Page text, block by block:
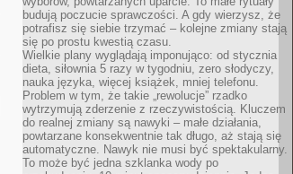
budują poczucie sprawczości. A gdy wierzysz, że
potrafisz się siebie trzymać – kolejne zmiany stają
się po prostu kwestią czasu.
Wielkie plany wyglądają imponująco: od stycznia
dieta, siłownia 5 razy w tygodniu, zero słodyczy,
nauka języka, więcej książek, mniej telefonu.
Problem w tym, że takie „rewolucje” rzadko
wytrzymują zderzenie z rzeczywistością. Kluczem
do realnej zmiany są nawyki – małe działania,
powtarzane konsekwentnie tak długo, aż stają się
automatyczne. Nawyk nie musi być spektakularny.
To może być jedna szklanka wody po